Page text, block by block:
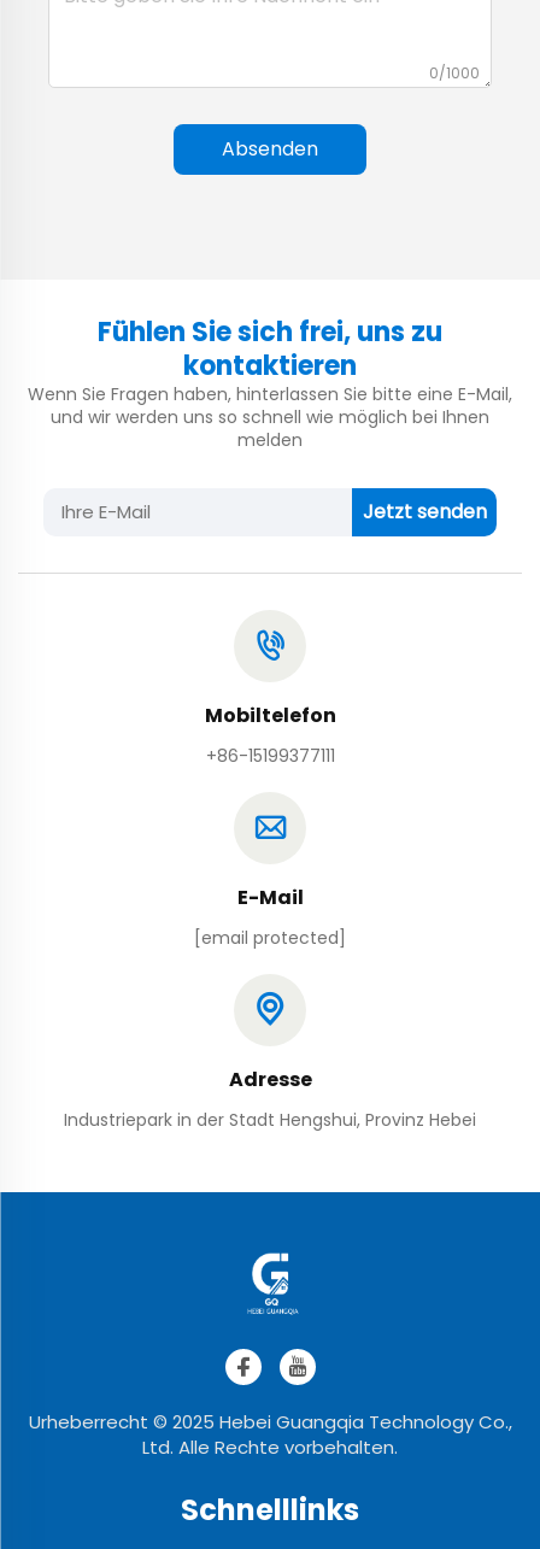
0/1000
Absenden
Fühlen Sie sich frei, uns zu
kontaktieren
Wenn Sie Fragen haben, hinterlassen Sie bitte eine E-Mail,
und wir werden uns so schnell wie möglich bei Ihnen
melden
Jetzt senden
Mobiltelefon
+86-15199377111
E-Mail
[email protected]
Adresse
Industriepark in der Stadt Hengshui, Provinz Hebei
Urheberrecht © 2025 Hebei Guangqia Technology Co.,
Ltd. Alle Rechte vorbehalten.
Schnelllinks